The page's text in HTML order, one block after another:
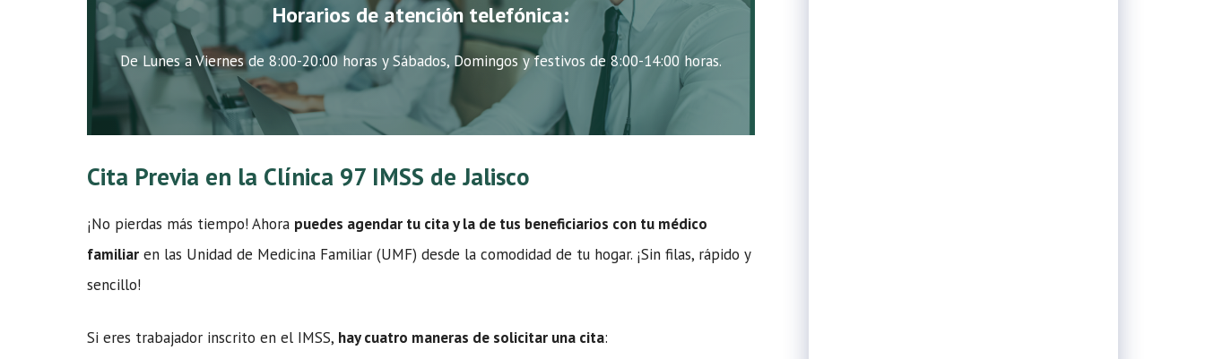
Horarios de atención telefónica:
De Lunes a Viernes de 8:00-20:00 horas y Sábados, Domingos y festivos de 8:00-14:00 horas.
Cita Previa en la Clínica 97 IMSS de Jalisco
¡No pierdas más tiempo! Ahora puedes agendar tu cita y la de tus beneficiarios con tu médico
familiar en las Unidad de Medicina Familiar (UMF) desde la comodidad de tu hogar. ¡Sin filas, rápido y
sencillo!
Si eres trabajador inscrito en el IMSS, hay cuatro maneras de solicitar una cita: